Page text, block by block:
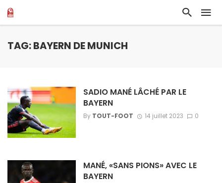
TAG: BAYERN DE MUNICH
SADIO MANÉ LÂCHÉ PAR LE
BAYERN
By TOUT-FOOT 14 juillet 2023 0
MANÉ, «SANS PIONS» AVEC LE
BAYERN